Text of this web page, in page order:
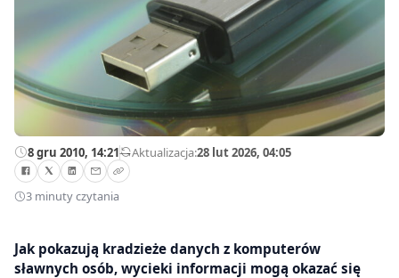
8 gru 2010, 14:21—Aktualizacja:28 lut 2026, 04:05
3 minuty czytania
Jak pokazują kradzieże danych z komputerów
sławnych osób, wycieki informacji mogą okazać się